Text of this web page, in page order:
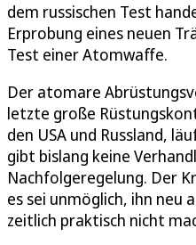
dem russischen Test
Erprobung eines neuen
Test einer Atomwaffe.
Der atomare
letzte große
den USA und Russland,
gibt bislang keine
Nachfolgeregelung. Der
es sei unmöglich, ihn neu
zeitlich praktisch nicht